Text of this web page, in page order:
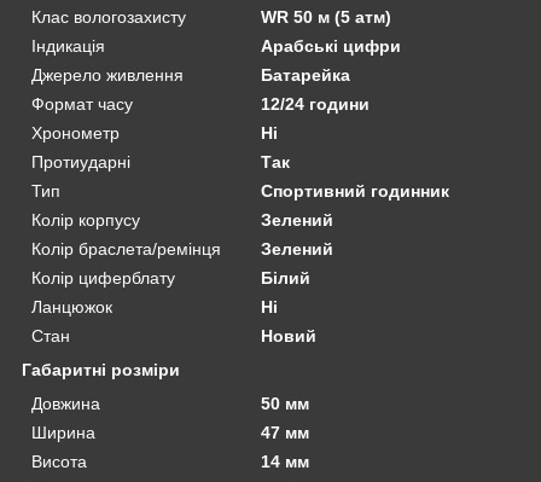
Клас вологозахисту
WR 50 м (5 атм)
Індикація
Арабські цифри
Джерело живлення
Батарейка
Формат часу
12/24 години
Хронометр
Ні
Протиударні
Так
Тип
Спортивний годинник
Колір корпусу
Зелений
Колір браслета/ремінця
Зелений
Колір циферблату
Білий
Ланцюжок
Ні
Стан
Новий
Габаритні розміри
Довжина
50 мм
Ширина
47 мм
Висота
14 мм